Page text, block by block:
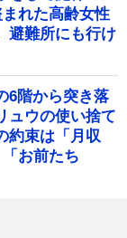
れた高齢女性
避難所にも行け
6階から突き落
ウの使い捨て
約束は「月収
お前たち